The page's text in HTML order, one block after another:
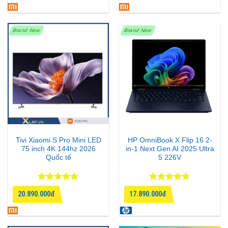
Brand New
Tivi Xiaomi S Pro Mini LED
75 inch 4K 144hz 2026
Quốc tế
Được xếp
hạng
55
sao
20.890.000đ
Brand New
HP OmniBook X Flip 16 2-
in-1 Next Gen AI 2025 Ultra
5 226V
Được xếp
hạng
4.75
5 sao
17.890.000đ